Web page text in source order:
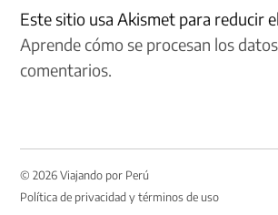
Este sitio usa Akismet para reducir
Aprende cómo se procesan los
comentarios.
© 2026 Viajando por Perú
Política de privacidad y términos de uso